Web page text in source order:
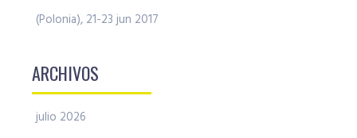
(Polonia), 21-23 jun 2017
ARCHIVOS
julio 2026